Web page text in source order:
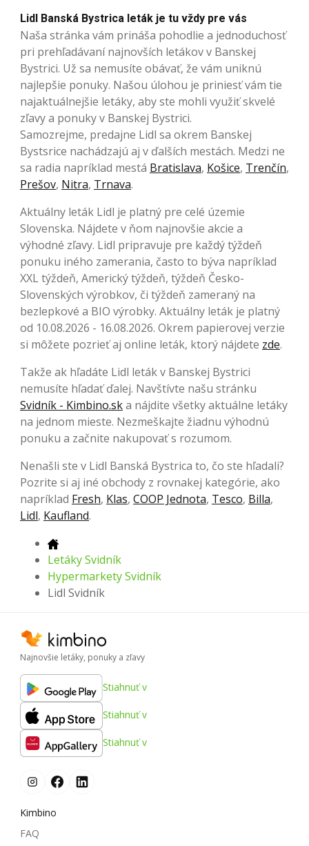
Lidl Banská Bystrica leták je tu vždy pre vás
Naša stránka vám prináša pohodlie a jednoduchosť
pri prehľadávaní najnovších letákov v Banskej
Bystrici. Už sa nemusíte obávať, že vám uniknú
najlepšie ponuky. Našou úlohou je priniesť vám tie
najaktuálnejšie letáky, aby ste mohli využiť skvelé
zľavy a ponuky v Banskej Bystrici.
Samozrejme, predajne Lidl sa okrem Banskej
Bystsrice nachádzajú aj v ďalších mestách. Medzi ne
sa radia napríklad mestá Bratislava, Košice, Trenčín,
Prešov, Nitra, Trnava.
Aktuálny leták Lidl je platný pre celé územie
Slovenska. Nájdete v ňom najnovšie akcie a
výhodné zľavy. Lidl pripravuje pre každý týždeň
ponuku iného zamerania, často to býva napríklad
XXL týždeň, Americký týždeň, týždeň Česko-
Slovenských výrobkov, či týždeň zameraný na
bezlepkové a BIO výrobky. Aktuálny leták je platný
od 10.08.2026 - 16.08.2026. Okrem papierovej verzie
si môžete pozrieť aj online leták, ktorý nájdete zde.
Takže ak hľadáte Lidl leták v Banskej Bystrici
nemusíte hľadať ďalej. Navštívte našu stránku
Svidník - Kimbino.ska nájdite všetky aktuálne letáky
na jednom mieste. Nezmeškajte žiadnu výhodnú
ponuku a začnite nakupovať s rozumom.
Nenašli ste v Lidl Banská Bystrica to, čo ste hľadali?
Pozrite si aj iné obchody z rovnakej kategórie, ako
napríklad Fresh, Klas, COOP Jednota, Tesco, Billa,
Lidl, Kaufland.
Letáky Svidník
Hypermarkety Svidník
Lidl Svidník
Najnovšie letáky, ponuky a zľavy
Stiahnuť v
Stiahnuť v
Stiahnuť v
Kimbino
FAQ